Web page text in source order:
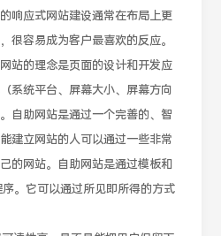
响应式网站建设通常在布局上更
很容易成为客户最喜欢的反应。
站的理念是页面的设计和开发应
系统平台、屏幕大小、屏幕方向
自助网站是通过一个完善的、智
建立网站的人可以通过一些非常
的网站。自助网站是通过模板和
。它可以通过所见即所得的方式